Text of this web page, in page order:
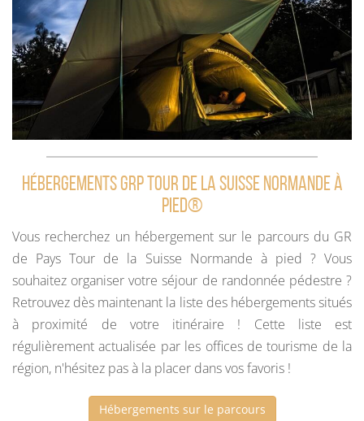
Hébergements GRP Tour de la Suisse Normande à
pied®
Vous recherchez un hébergement sur le parcours du GR
de Pays Tour de la Suisse Normande à pied ? Vous
souhaitez organiser votre séjour de randonnée pédestre ?
Retrouvez dès maintenant la liste des hébergements situés
à proximité de votre itinéraire ! Cette liste est
régulièrement actualisée par les offices de tourisme de la
région, n'hésitez pas à la placer dans vos favoris !
Hébergements sur le parcours